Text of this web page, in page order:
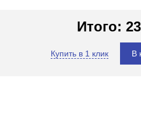
Итого:
Купить в 1 клик В